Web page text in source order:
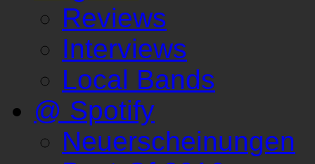
Reviews
Interviews
Local Bands
@ Spotify
Neuerscheinungen